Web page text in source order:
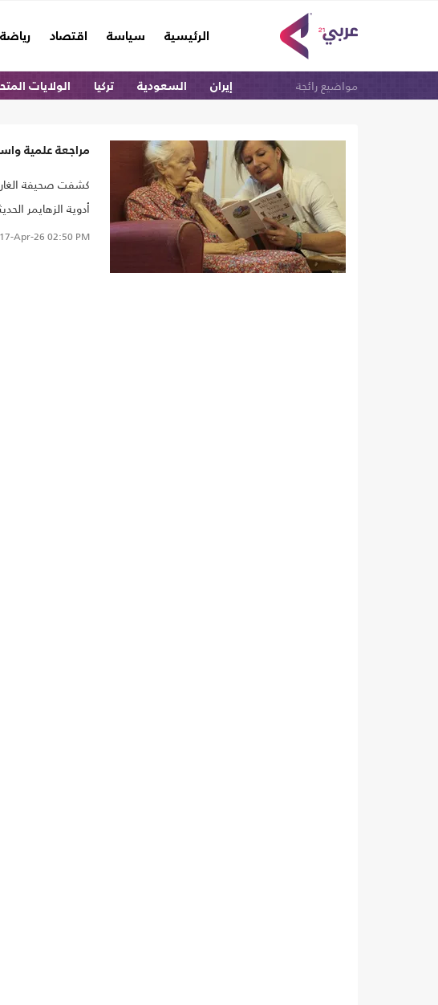
الرئيسية
(current) سياسة اقتصاد رياضة
مواضيع رائجة إيران السعودية تركيا الولايات
مراجعة علمية
كشفت صحيفة
أدوية الزهايمر
17-Apr-26 02:50 PM